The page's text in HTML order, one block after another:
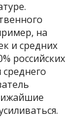
на
и средних
российских